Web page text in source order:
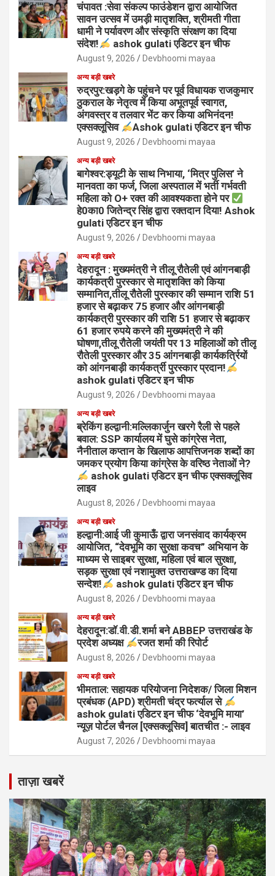
चंपावत :सेवा संकल्प फाउंडेशन द्वारा आयोजित
सावन उत्सव में उमड़ी मातृशक्ति, श्रीमती गीता
धामी ने पर्यावरण और संस्कृति संरक्षण का दिया
संदेश!
ashok gulati एडिटर इन चीफ
August 9, 2026 Devbhoomi mayaa
अन्य बड़ी खबरे
रुद्रपुर:खड़गे के पहुंचने पर पूर्व विधायक राजकुमार
ठुकराल के नेतृत्व में किया अभूतपूर्व स्वागत,
अंगवस्त्र व तलवार भेंट कर किया अभिनंदन!
एक्सक्लूसिव
Ashok gulati एडिटर इन चीफ
August 9, 2026 Devbhoomi mayaa
अन्य बड़ी खबरे
बागेश्वर:ड्यूटी के साथ निभाया, ‘मित्र पुलिस’ ने
मानवता का फर्ज, जिला अस्पताल में भर्ती गर्भवती
महिला को O+ रक्त की आवश्यकता होने पर
हे0का0 जितेन्द्र सिंह द्वारा रक्तदान दिया! Ashok
gulati एडिटर इन चीफ
August 9, 2026 Devbhoomi mayaa
अन्य बड़ी खबरे
देहरादून : मुख्यमंत्री ने तीलू रौतेली एवं आंगनबाड़ी
कार्यकत्री पुरस्कार से मातृशक्ति को किया
सम्मानित,तीलू रौतेली पुरस्कार की सम्मान राशि 51
हजार से बढ़ाकर 75 हजार और आंगनबाड़ी
कार्यकत्री पुरस्कार की राशि 51 हजार से बढ़ाकर
61 हजार रुपये करने की मुख्यमंत्री ने की
घोषणा,तीलू रौतेली जयंती पर 13 महिलाओं को तीलू
रौतेली पुरस्कार और 35 आंगनबाड़ी कार्यकर्त्रियों
को आंगनबाड़ी कार्यकर्त्री पुरस्कार प्रदान!
ashok gulati एडिटर इन चीफ
August 9, 2026 Devbhoomi mayaa
अन्य बड़ी खबरे
ब्रेकिंग हल्द्वानी:मल्लिकार्जुन खरगे रैली से पहले
बवाल: SSP कार्यालय में घुसे कांग्रेस नेता,
नैनीताल कप्तान के खिलाफ आपत्तिजनक शब्दों का
जमकर प्रयोग किया कांग्रेस के वरिष्ठ नेताओं ने?
ashok gulati एडिटर इन चीफ एक्सक्लूसिव
लाइव
August 8, 2026 Devbhoomi mayaa
अन्य बड़ी खबरे
हल्द्वानी:आई जी कुमाऊँ द्वारा जनसंवाद कार्यक्रम
आयोजित, “देवभूमि का सुरक्षा कवच” अभियान के
माध्यम से साइबर सुरक्षा, महिला एवं बाल सुरक्षा,
सड़क सुरक्षा एवं नशामुक्त उत्तराखण्ड का दिया
सन्देश!
ashok gulati एडिटर इन चीफ
August 8, 2026 Devbhoomi mayaa
अन्य बड़ी खबरे
देहरादून:डॉ.वी.डी.शर्मा बने ABBEP उत्तराखंड के
प्रदेश अध्यक्ष
रजत शर्मा की रिपोर्ट
August 8, 2026 Devbhoomi mayaa
अन्य बड़ी खबरे
भीमताल: सहायक परियोजना निदेशक/ जिला मिशन
प्रबंधक (APD) श्रीमती चंद्र फर्त्याल से
ashok gulati एडिटर इन चीफ ‘देवभूमि माया’
न्यूज़ पोर्टल चैनल [एक्सक्लूसिव] बातचीत :- लाइव
August 7, 2026 Devbhoomi mayaa
ताज़ा खबरें